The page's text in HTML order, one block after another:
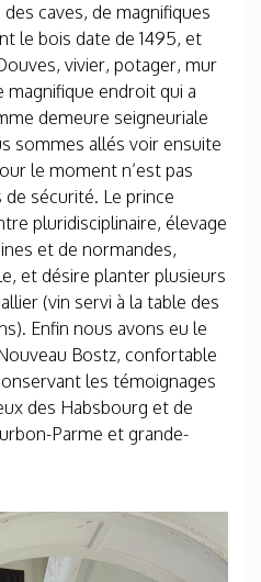
caves, de magnifiques
le bois date de 1495, et
vivier, potager, mur
magnifique endroit qui a
demeure seigneuriale
sommes allés voir ensuite
le moment n’est pas
sécurité. Le prince
pluridisciplinaire, élevage
et de normandes,
et désire planter plusieurs
(vin servi à la table des
Enfin nous avons eu le
Bostz, confortable
les témoignages
des Habsbourg et de
Parme et grande-